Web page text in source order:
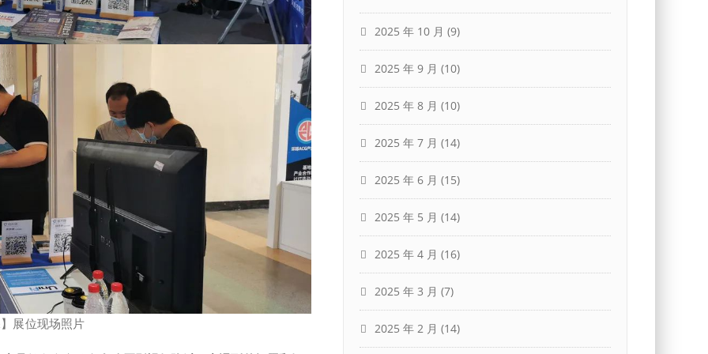
展位现场照片
2025 年 10 月 (9)
2025 年 9 月 (10)
2025 年 8 月 (10)
2025 年 7 月 (14)
2025 年 6 月 (15)
2025 年 5 月 (14)
2025 年 4 月 (16)
2025 年 3 月 (7)
2025 年 2 月 (14)